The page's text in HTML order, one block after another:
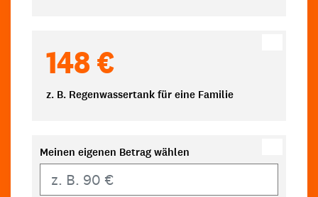
148 €
z. B. Regenwassertank für eine Familie
Meinen eigenen Betrag wählen